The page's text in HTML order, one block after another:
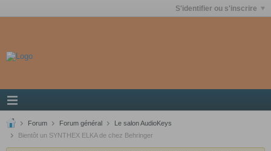
S'identifier ou s'inscrire
Forum Forum général
Le salon AudioKeys
Bientôt un SYNTHEX ELKA de chez Behringer